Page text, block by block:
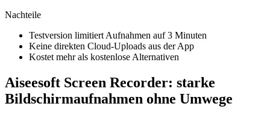
Nachteile
Testversion limitiert Aufnahmen auf 3 Minuten
Keine direkten Cloud-Uploads aus der App
Kostet mehr als kostenlose Alternativen
Aiseesoft Screen Recorder: starke
Bildschirmaufnahmen ohne Umwege